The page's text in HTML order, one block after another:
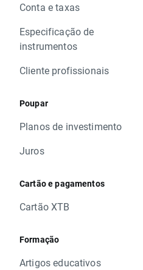
Conta e taxas
Especificação de
instrumentos
Cliente profissionais
Poupar
Planos de investimento
Juros
Cartão e pagamentos
Cartão XTB
Formação
Artigos educativos